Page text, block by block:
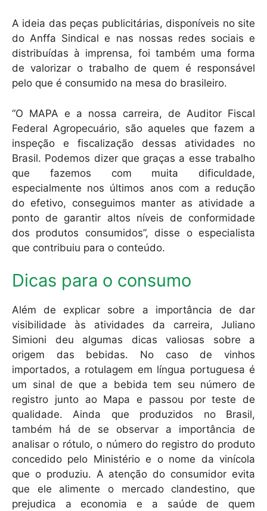
A ideia das peças publicitárias, disponíveis no site
do Anffa Sindical e nas nossas redes sociais e
distribuídas à imprensa, foi também uma forma
de valorizar o trabalho de quem é responsável
pelo que é consumido na mesa do brasileiro.
“O MAPA e a nossa carreira, de Auditor Fiscal
Federal Agropecuário, são aqueles que fazem a
inspeção e fiscalização dessas atividades no
Brasil. Podemos dizer que graças a esse trabalho
que fazemos com muita dificuldade,
especialmente nos últimos anos com a redução
do efetivo, conseguimos manter as atividade a
ponto de garantir altos níveis de conformidade
dos produtos consumidos”, disse o especialista
que contribuiu para o conteúdo.
Dicas para o consumo
Além de explicar sobre a importância de dar
visibilidade às atividades da carreira, Juliano
Simioni deu algumas dicas valiosas sobre a
origem das bebidas. No caso de vinhos
importados, a rotulagem em língua portuguesa é
um sinal de que a bebida tem seu número de
registro junto ao Mapa e passou por teste de
qualidade. Ainda que produzidos no Brasil,
também há de se observar a importância de
analisar o rótulo, o número do registro do produto
concedido pelo Ministério e o nome da vinícola
que o produziu. A atenção do consumidor evita
que ele alimente o mercado clandestino, que
prejudica a economia e a saúde de quem